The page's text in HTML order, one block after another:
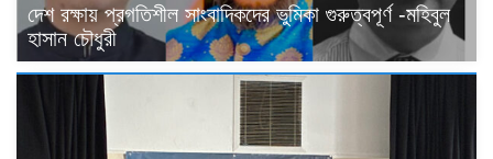
দেশ রক্ষায় প্রগতিশীল সাংবাদিকদের ভুমিকা গুরুত্বপূর্ণ -মহিবুল
হাসান চৌধুরী